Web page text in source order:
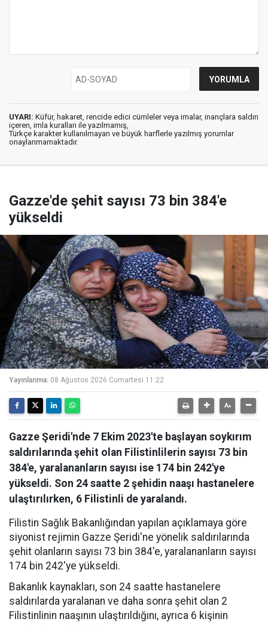
UYARI: Küfür, hakaret, rencide edici cümleler veya imalar, inançlara saldırı
içeren, imla kuralları ile yazılmamış,
Türkçe karakter kullanılmayan ve büyük harflerle yazılmış yorumlar
onaylanmamaktadır.
Gazze'de şehit sayısı 73 bin 384'e
yükseldi
Yayınlanma: 08 Ağustos 2026 Cumartesi 11:22
Gazze Şeridi'nde 7 Ekim 2023'te başlayan soykırım
saldırılarında şehit olan Filistinlilerin sayısı 73 bin
384'e, yaralananların sayısı ise 174 bin 242'ye
yükseldi. Son 24 saatte 2 şehidin naaşı hastanelere
ulaştırılırken, 6 Filistinli de yaralandı.
Filistin Sağlık Bakanlığından yapılan açıklamaya göre
siyonist rejimin Gazze Şeridi'ne yönelik saldırılarında
şehit olanların sayısı 73 bin 384'e, yaralananların sayısı
174 bin 242'ye yükseldi.
Bakanlık kaynakları, son 24 saatte hastanelere
saldırılarda yaralanan ve daha sonra şehit olan 2
Filistinlinin naaşının ulaştırıldığını, ayrıca 6 kişinin